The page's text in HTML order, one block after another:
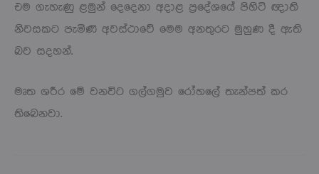
එම ගැහැණු ළමුන් දෙදෙනා අදාළ ප්‍රදේශයේ පිහිටි ඥාති
නිවසකට පැමිණි අවස්ථාවේ මෙම අනතුරට මුහුණ දී ඇති
බව සදහන්.
මෘත ශරීර මේ වනවිට ගල්ගමුව රෝහලේ තැන්පත් කර
තිබෙනවා.